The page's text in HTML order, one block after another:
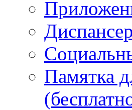
Памятка